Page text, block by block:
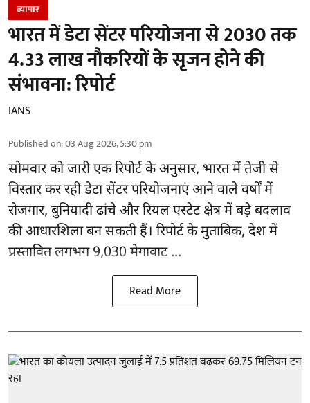
व्यापार
भारत में डेटा सेंटर परियोजना से 2030 तक
4.33 लाख नौकरियों के सृजन होने की
संभावना: रिपोर्ट
IANS
Published on:03 Aug 2026, 5:30 pm
सोमवार को जारी एक रिपोर्ट के अनुसार, भारत में तेजी से
विस्तार कर रही डेटा सेंटर परियोजनाएं आने वाले वर्षों में
रोजगार, बुनियादी ढांचे और रियल एस्टेट क्षेत्र में बड़े बदलाव
की आधारशिला बन सकती हैं। रिपोर्टके मुताबिक, देश में
प्रस्तावित लगभग 9,030 मेगावाट ...
Read More